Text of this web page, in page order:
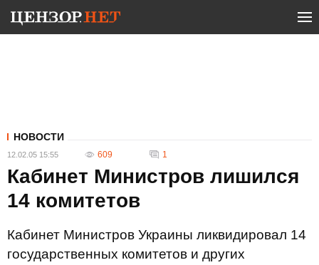
НОВОСТИ
12.02.05 15:55 609 1
Кабинет Министров лишился
14 комитетов
Кабинет Министров Украины ликвидировал 14
государственных комитетов и других